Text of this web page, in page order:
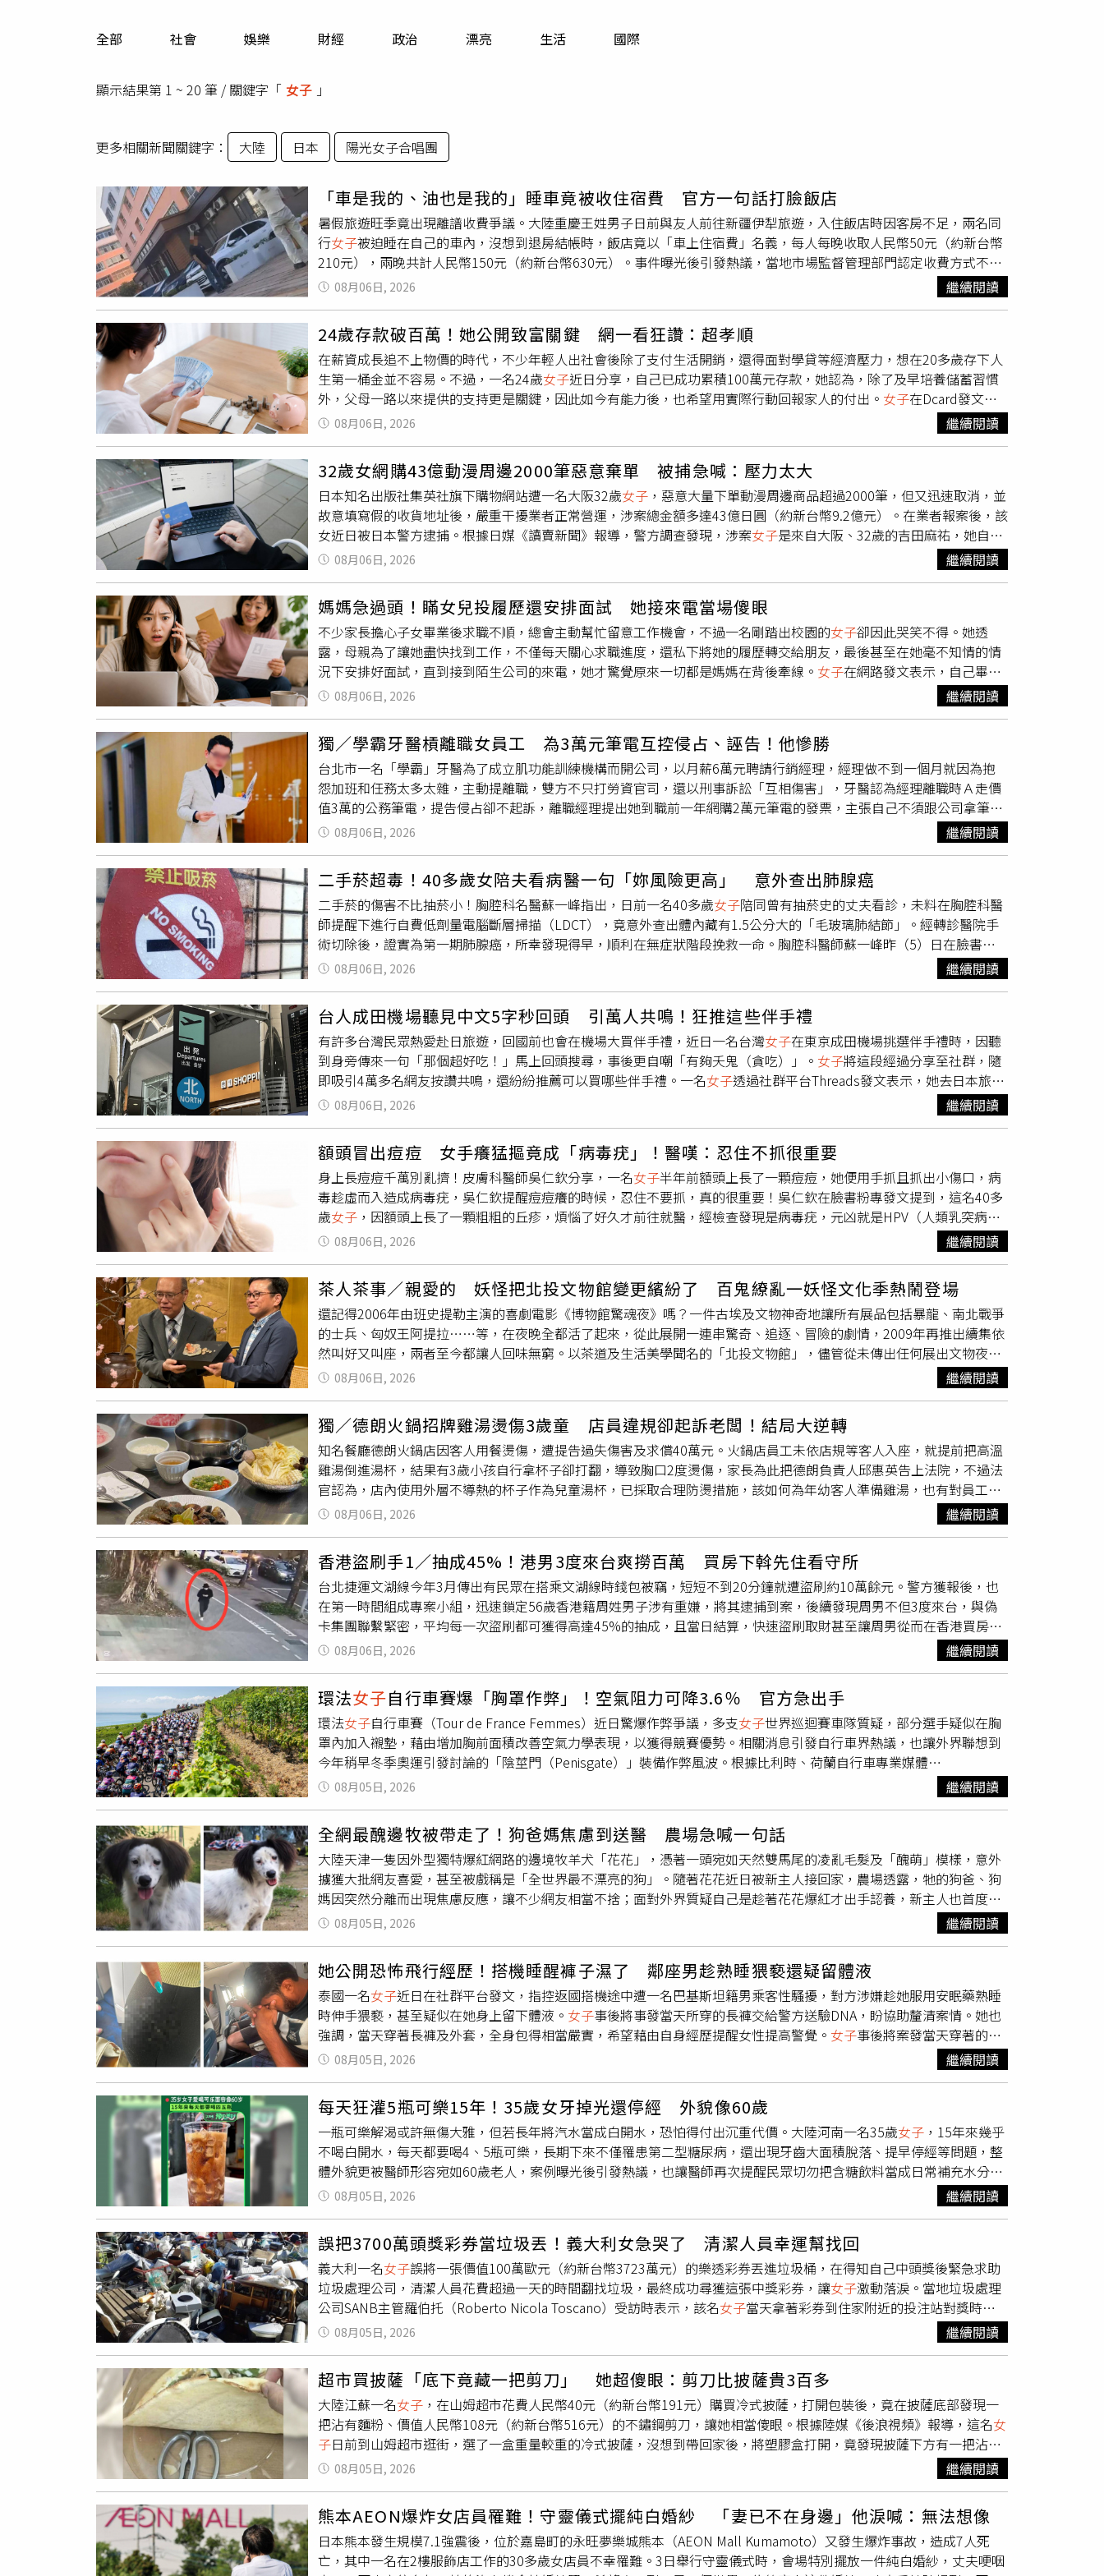
運勢
全部 社會 娛樂 財經 政治 漂亮 生活 國際
顯示結果第 1 ~ 20 筆 / 關鍵字「 女子 」
更多相關新聞關鍵字： 大陸 日本 陽光女子合唱團
「車是我的、油也是我的」睡車竟被收住宿費 官方一句話打臉飯店
暑假旅遊旺季竟出現離譜收費爭議。大陸重慶王姓男子日前與友人前往新疆伊犁旅遊，入住飯店時因客房不足，兩名同
行女子被迫睡在自己的車內，沒想到退房結帳時，飯店竟以「車上住宿費」名義，每人每晚收取人民幣50元（約新台幣
210元），兩晚共計人民幣150元（約新台幣630元）。事件曝光後引發熱議，當地市場監督管理部門認定收費方式不合
理，涉事飯店也坦承管理疏失，不僅全額退款，還另行賠償人民幣1000元（約新台幣4200元）。涉事飯店事後承認管理
疏失，不僅退還150元人民幣住宿費，也額外賠償1000元人民幣。（圖／翻攝自錢江晚報）綜合《重慶晨報》等陸媒報
導，王先生一行人7月27日晚間11時許，歷經長途車程後抵達新疆伊犁哈薩克自治州伊寧市的伊美臻選酒店，原本期待
好好休息，卻碰上暑假旅遊旺季，飯店僅剩一間每晚人民幣300元（約新台幣1260元）的大床房，無法安排所有同行旅
客入住。考量時間已晚，王先生先辦理入住，其餘兩名同行女子則打算另尋住宿。一行人吃完宵夜時已接近凌晨1時，
再四處詢問附近旅館與民宿後，發現周邊房源早已全部客滿。為了不影響隔天行程，兩名女子 最後決定留在自己的車內
將就一晚。王先生表示，當時大家都認為只是暫時應急，「先撐過一晚，隔天再想辦法」。隔天上午，飯店一名管理人
員協助王先生一行10人轉往親戚經營的另一間旅館入住，但由於房間仍不足，其中一名
再次主動選擇睡在車內，因
此兩天合計共有3人次在自己的車上過夜。直到7月29日辦理退房時，一張帳單卻讓王先生當場傻眼。除了正常房費外，
櫃檯竟另外列出「車上住宿費」，並以每人每晚人民幣50元（約新台幣210元）計算，第一晚兩人、第二晚一人，共收
取人民幣150元（約新台幣630元）。王姓男子質疑，車輛、油錢及停車費皆自行負擔，飯店卻另外收取住宿費，讓他直
呼難以接受。（圖／翻攝自錢江晚報）王先生表示，自己當場完全無法理解，「車是我們自己的、油是我們加的、停車
費也照付，怎麼睡自己的車還要付住宿費？」他認為這筆費用毫無依據，也從未聽過有飯店會向未入住客房、僅睡在自
己車上的旅客收費。更令他不滿的是，當他要求飯店開立正式發票時，業者一度拒絕，直到警方到場協調後才同意開
立，但發票上的項目竟仍標示為「車上住宿費」，讓他與同行友人更加無法接受。王先生坦言，自己已50多歲，還是第
一次遇到如此離譜的收費方式，因此在離開飯店後向12315消費者申訴專線提出檢舉，希望相關單位介入調查，也讓事
件逐漸受到外界關注。事件曝光後，當地媒體也向伊美臻選酒店查證，飯店工作人員表示，基於安全考量，原則上並不
允許旅客在車內過夜；至於「車上住宿費」的收費依據，則稱自己並不清楚，表示當時飯店營運是由值班管理人員負
責，無法進一步說明。由於王先生已向12315提出申訴，伊寧市市場監督管理局接獲投訴後也立即介入調查。承辦人員
證實，案件內容與旅客反映情況相符，並要求飯店正視服務爭議、盡快與消費者協調處理。市場監管部門指出，這類案
件相當少見，也是首次遇到類似情況。即使同行旅客沒有入住客房，業者仍應提供必要協助與尊重，而非以其他名目另
外收費，因此認為「車上住宿費」的收費方式並不合理。據了解，8月4日下午，市場監管局先致電王先生，表示將協助
處理此案，隨後又再次回訪了解協商進度，希望雙方盡快達成共識。不久後，自稱是飯店負責人的馬姓女子主動聯繫王
先生，透過電話及通訊軟體向他表達歉意。她表示，飯店開業還不到一年，營運經驗不足，事發期間自己因外出辦事，
暫時將飯店交由其他人管理，沒想到因此發生爭議事件，得知後感到十分愧疚，也坦承此次事件屬於管理疏失。馬女表
示，飯店將全面檢討相關作業流程，加強員工教育訓練與服務管理，避免類似情況再次發生，希望重新建立旅客對飯店
的信任。經市場監管部門協調及雙方溝通後，飯店同意全額退還先前收取的人民幣150元（約新台幣630元）「車上住宿
費」，並另外賠償人民幣1000元（約新台幣4200元），作為旅程受影響及消費體驗不佳的補償，王先生也接受飯店的處
理方案，整起消費糾紛至此告一段落。事件在網路曝光後，也引發不少網友討論，不少人質疑「睡自己的車為何還要付
住宿費」、「停車費都已經繳了，還收住宿費根本說不過去」，也有人認為飯店應優先協助旅客解決住宿問題，而非另
設收費名目。隨著市場監管部門介入並認定收費不合理，涉事飯店也完成退款及賠償，全案最終順利落幕。
08月06日, 2026 繼續閱讀
24歲存款破百萬！她公開致富關鍵 網一看狂讚：超孝順
在薪資成長追不上物價的時代，不少年輕人出社會後除了支付生活開銷，還得面對學貸等經濟壓力，想在20多歲存下人
生第一桶金並不容易。不過，一名24歲女子近日分享，自己已成功累積100萬元存款，她認為，除了及早培養儲蓄習慣
外，父母一路以來提供的支持更是關鍵，因此如今有能力後，也希望用實際行動回報家人的付出。 女子在Dcard發文表
示，自己剛滿24歲便完成100萬元存款目標，回頭檢視這一路的過程，她坦言，最大的優勢並非收入特別高，而是家庭
讓她在求學階段沒有背負學貸，也不需要為基本生活費煩惱，因此能比許多同齡人更早開始累積財富。她指出，學生時
期大部分時間都與家人同住，平時食宿由家中負擔，每週零用錢約500元，生活開銷相當單純，因此花費不高。除了固
定零用錢外，她也沒有閒著，而是利用課餘時間經營網路販售貼圖、卡片，並承接合作案件增加收入，將賺來的錢持續
存下，逐步累積出第一桶金。踏入職場後，她開始獨自負擔房租與日常生活開銷，不再依賴父母提供生活費，正式邁向
經濟獨立。雖然父母從未要求她支付孝親費，但她始終記得家人過去的照顧，因此每逢過年、父母生日及重要節日，都
會主動包紅包或準備禮物，希望讓父母感受到自己的心意。她也坦言，工作後並非一路順遂，面對繁忙工作時，也曾覺
得疲憊、想放棄，但每當想到自己一步步累積而來的存款，以及看見父母收到紅包時露出的笑容，就覺得所有努力都有
了意義，也激勵自己繼續朝下一個100萬元目標前進。貼文曝光後，引發網友熱烈討論，不少人認為，能在24歲存到100
萬元確實相當不容易，但也指出，原PO能提早累積財富，與沒有學貸、家庭提供穩定支持有很大關係；另有不少人表
示，存下第一桶金後，若能搭配穩健理財或投資，資產累積速度將更快，也有人稱讚她在經濟獨立後仍不忘回饋父母，
「懂得感恩比存到100萬元更難得」、「祝福早日達成第二個100萬元」。
08月06日, 2026 繼續閱讀
32歲女網購43億動漫周邊2000筆惡意棄單 被捕急喊：壓力太大
日本知名出版社集英社旗下購物網站遭一名大阪32歲女子 ，惡意大量下單動漫周邊商品超過2000筆，但又迅速取消，並
故意填寫假的收貨地址後，嚴重干擾業者正常營運，涉案總金額多達43億日圓（約新台幣9.2億元）。在業者報案後，該
女近日被日本警方逮捕。根據日媒《讀賣新聞》報導，警方調查發現，涉案女子是來自大阪、32歲的吉田麻祐，她自
2023年起透過集英社旗下的「JUMP Characters Store」購物網站，選擇以超商付款方式下單動漫周邊商品，累積未付
款金額高達約43億日圓（約合新台幣9.2億元）。另外，吉田麻祐還利用貨到付款方式下單約2000筆訂單後拒收商品，
展開深入調查，並於今年8月4日將吉田麻祐逮捕歸案。吉田麻祐惡意取消訂單犯行時間主要集中於2024年7月至2025年
5月期間，業者不僅損失大量調貨與運送成本，旗下商品流通秩序也遭到嚴重破壞。接受警方偵訊時，吉田麻祐對自己
的犯罪行為供認不諱，並坦言犯罪動機是因為「日常生活中積壓了太多壓力」，才會選擇以大量下單並惡意棄單的方式
進行發洩。目前警方正進一步釐清是否有其他購物網站受害，同時也提醒廣大民眾，於網路平台購物應保持理性，惡意
棄單的行為已觸犯相關刑事法規，切勿因一時情緒而觸法。
08月06日, 2026 繼續閱讀
媽媽急過頭！瞞女兒投履歷還安排面試 她接來電當場傻眼
不少家長擔心子女畢業後求職不順，總會主動幫忙留意工作機會，不過一名剛踏出校園的女子卻因此哭笑不得。她透
露，母親為了讓她盡快找到工作，不僅每天關心求職進度，還私下將她的履歷轉交給朋友，最後甚至在她毫不知情的情
況下安排好面試，直到接到陌生公司的來電，她才驚覺原來一切都是媽媽在背後牽線。 女子在網路發文表示，自己畢業
至今僅一個多月，目前仍希望利用這段時間多方了解不同職缺，找到真正適合自己的工作，因此並未急著投入職場。然
而，在母親眼中，她似乎已經到了必須立刻就業的時候，幾乎每天都會詢問履歷投遞情況，以及是否有企業通知面試。
她形容，母親如今對任何一通電話都抱著期待，只要手機鈴聲響起，就會立刻關心是不是公司來電。有一次只是外送員
聯絡取餐，母親還誤以為終於等到面試通知，得知真相後難掩失望神情，也讓她忍不住苦笑。除了口頭關心外，母親更
積極替她蒐集求職資訊，無論是親友介紹的工作、社群平台上的徵才貼文，或是外出時看見店家張貼的徵人公告，都會
一一拍照或截圖傳給她，希望增加找到工作的機會。真正讓她措手不及的，是日前接到一通陌生公司的來電。對方表
示，希望邀請她前往面試，並提到是「王小姐」推薦的人選。由於她從未向該公司投遞履歷，第一時間還以為遇到詐騙
電話，直到對方進一步說明，她才知道這位「王小姐」就是自己的媽媽。原來，母親早已將她的履歷交給朋友，朋友再
轉介給其他人，最後順利替她爭取到面試機會，而整個過程完全沒有事先徵詢她的意見，也沒有告知她相關安排。女子
事後向母親表達自己的想法，認為履歷屬於個人資料，是否投遞應由本人決定，不應在未取得同意前提供給他人。不過
母親則認為，自己只是希望多替女兒創造機會，既然有人願意安排面試，就不希望錯過任何可能性。雖然理解母親是出
於關心，也知道對方擔心自己遲遲找不到工作，但 女子坦言，自己並非沒有積極求職，而是希望在踏入職場前，能多花
一點時間摸索未來方向，而不是倉促接受任何工作。母親的熱心反而讓她背負更大的心理壓力，也讓她忍不住好奇，其
他人的父母是否也會因為孩子求職而如此焦慮。文章曝光後掀起討論，不少網友認為父母只是希望孩子能盡快站穩腳
步，因此才會積極協助；也有人指出，履歷涉及個人隱私及職涯規劃，即使出發點是善意，仍應尊重當事人的決定，避
免讓原本的關心成了另一種壓力。
08月06日, 2026 繼續閱讀
獨／學霸牙醫槓離職女員工 為3萬元筆電互控侵占、誣告！他慘勝
台北市一名「學霸」牙醫為了成立肌功能訓練機構而開公司，以月薪6萬元聘請行銷經理，經理做不到一個月就因為抱
怨加班和任務太多太雜，主動提離職，雙方不只打勞資官司，還以刑事訴訟「互相傷害」，牙醫認為經理離職時Ａ走價
值3萬的公務筆電，提告侵占卻不起訴，離職經理提出她到職前一年網購2萬元筆電的發票，主張自己不須跟公司拿筆
電，反控牙醫誣告，檢方起訴，但法官傳喚其他員工，認定確實有一部公務筆電在辦公室搬遷後不見了，所以牙醫告離
職經理的理由並非無中生有，一、二審均判無罪。馬姓牙醫學業成績優秀，自稱台大牙醫系第一名畢業，在台北市大安
擔任醫療器材用品公司的數位行銷經理，雙方約定月薪6萬元、上
班時間09到18、可在家遠距工作，但對於工作職責看法不同，林姓女子
認為自己是行銷經理不是總經理，人力招募、看
店面並非她的業務範圍；馬姓牙醫則認定行銷經理需負責人力招募與網站建置。林姓女子到職第24天要求離職並退出工
作群組，兩天後公司退她的勞健保，再過半個月，馬姓牙醫報案指控林姓女子侵占ASUS ZenBook 13 OLED的綠松灰色
公務筆電，台北地檢署不起訴，因為馬姓牙醫無法提出林姓女子領取或借用筆電的證據，無法憑告訴人單一指訴認定被
告有罪。林姓女子
得知侵占官司過關便展開反擊，狀告馬姓牙醫涉犯誣告罪，北檢認定雙方因解雇爭議衍生勞資糾紛，
沒拿筆電還告她，因此以誣告罪起訴。馬姓牙醫提出2021年8月購買ASUS ZenBook 13OLED的
發票，並向法官喊冤，林姓
女子
應徵工作時告知沒筆電可用，他考量當時公司剛成立「沒有可工作的地方」，而數位行
銷經理可遠距上班，他出借自己的筆電卻沒留下交付筆電的紀錄；林姓女子離職卻不還也否認拿筆電，他研判林姓
的動機可能是因為公司不願意開非自願離職證明。台北地院為了解那部筆電的使用情形，找診所人資作證，人資出庭表
示，診所通常不會配發電腦，除非是特定情況才會提供電腦讓員工帶回去，不過診所沒有為公用物品的管理做任何紀
錄，不會讓員工簽領用或交接文件。人資證稱，2022年年底她在大安區診所工作時，筆電放她座位旁邊，後來退租搬到
新店之後，就沒看到筆電了。北院審酌，本案公司沒有明確的財產設備管理紀錄制度，證人也說筆電在搬家後遺失，即
使林姓女子實際上沒有侵占，馬姓牙醫可能出於誤會或懷疑筆電被Ａ走才會提告，從相關事證可研判他並未捏造證據，
不能因為林姓女子 感到委屈就說馬姓牙醫有誣告。林姓 女子 為佐證自己沒有侵占公司筆電的動機，提出2022年2月在
MOMO網購ASUS Vivobook X515EP 15.6吋 i7獨顯輕薄筆電的發票，不過法官認為這只能證明林姓
有買筆電，無法判斷她是否拿了馬姓牙醫的筆電。一審判決馬姓牙醫無罪，檢方上訴仍主張馬姓牙醫對離職經理挾怨報
復，不過高院法官認定誣告罪的積極證據不足，連無罪理由都引用一審馬姓牙醫和診所人資的供述，駁回檢方上訴。馬
姓牙醫一、二審都沒請律師仍獲判勝訴，依照速審法，幾乎可說無罪確定。至於馬姓牙醫與林姓女子的勞資官司較早落
幕，林姓女子提告要求給付加班費2萬5以及開立非自願離職證明書，但新北地院發現她退群對話中提及「直接先請你們
開除我」、「記得將我所有的權限剔除」，因此認定她已表達不再繼續工作並終止勞動契約，屬於自願離職；加班費部
分則因為林姓 女子主動撤回請求，所以馬姓牙醫也不用付，一審判決林姓女子敗訴後，她沒提上訴，全案已確定。
08月06日, 2026 繼續閱讀
二手菸超毒！40多歲女陪夫看病醫一句「妳風險更高」 意外查出肺腺癌
二手菸的傷害不比抽菸小！胸腔科名醫蘇一峰指出，日前一名40多歲女子陪同曾有抽菸史的丈夫看診，未料在胸腔科醫
師提醒下進行自費低劑量電腦斷層掃描（LDCT），竟意外查出體內藏有1.5公分大的「毛玻璃肺結節」。經轉診醫院手
術切除後，證實為第一期肺腺癌，所幸發現得早，順利在無症狀階段挽救一命。胸腔科醫師蘇一峰昨（5）日在臉書分
享一起臨床案例，一名中年男子過去曾有十多年菸齡，日前參與政府推動的國家肺癌篩檢，因發現肺部有數個小結節而
回診追蹤。當時該名患者的妻子僅是陪同前來，並未掛號，但蘇醫師評估後認為，其妻長期暴露於相關生活環境中，相
關隱形風險未必低於丈夫，當場建議她也應安排一次電腦斷層檢查。患者的妻子返家考量後，決定前往台大醫院進行自
費電腦斷層掃描，結果報告赫然顯示其肺部出現1.5公分的毛玻璃肺結節。經台大的醫師評估後隨即安排外科手術切除，
病理檢查確認為第一期肺腺癌。由於發現及時，女患者在尚未出現任何呼吸道症狀前就順利完成治療，她的丈夫日前特
別返回門診，向蘇醫師表達救妻之恩。蘇醫師說明，該名女性年僅40多歲，平時完全不抽菸、極少下廚做飯且以外食為
主，家族中更無任何肺癌病史，加上丈夫吸菸已是結婚前的往事，若單看傳統風險因子幾乎「完全避開」。然而，肺腺
癌初期往往沒有咳嗽、胸痛或喘不過氣等明顯症狀，若非當時順帶接受提醒，病灶極可能在體內持續默默生長而延誤診
08月06日, 2026 繼續閱讀
台人成田機場聽見中文5字秒回頭 引萬人共鳴！狂推這些伴手禮
有許多台灣民眾熱愛赴日旅遊，回國前也會在機場大買伴手禮，近日一名台灣女子在東京成田機場挑選伴手禮時，因聽
到身旁傳來一句「那個超好吃！」馬上回頭搜尋，事後更自嘲「有夠夭鬼（貪吃）」。 女子將這段經過分享至社群，隨
即吸引4萬多名網友按讚共鳴，還紛紛推薦可以買哪些伴手禮。一名女子透過社群平台Threads發文表示，她去日本旅遊
回國前，在成田機場買伴手禮，突然聽到有台灣人喊「那個超好吃！」她下意識秒回頭確認，發現對方推薦的是人氣點
心「NY起司奶油脆餅（New York Perfect Cheese）」。儘管元PO先前已品嚐過該款商品，這次並未購入，但事後回想
隨即引發熱烈討論，不少網友笑稱台灣人對美食資訊極度敏感，紛紛留言自首也有類似經驗，甚至表示「聽到有人說好
吃就會跟著買」、「只要看到別人拿一籃就會同步跟進」。還有網友分享在青森或千歲等機場時，聽到空服員推薦或看
到民眾搶購，也忍不住掏錢買單的趣事，直言台灣人在飲食方面的耳朵特別靈敏。除了購物心得，留言區也意外變成日
本必買伴手禮的交流現場。許多內行旅客大方公開口袋名單，包括YOKU MOKU雪茄蛋捲、Press Butter Sand夾心餅
乾、LeTAO紅茶巧克力餅乾、TOKYO RICH CHEESECAKE濃郁起司蛋糕條、京都茶の菓以及經典的白色戀人等。
08月06日, 2026 繼續閱讀
額頭冒出痘痘 女手癢猛摳竟成「病毒疣」！醫嘆：忍住不抓很重要
身上長痘痘千萬別亂擠！皮膚科醫師吳仁欽分享，一名女子半年前額頭上長了一顆痘痘，她便用手抓且抓出小傷口，病
毒趁虛而入造成病毒疣，吳仁欽提醒痘痘癢的時候，忍住不要抓，真的很重要！吳仁欽在臉書粉專發文提到，這名40多
歲女子 ，因額頭上長了一顆粗粗的丘疹，煩惱了好久才前往就醫，經檢查發現是病毒疣，元凶就是HPV（人類乳突病
毒）。吳仁欽解釋病毒疣不是只會出現在「不能說的部位」，長在私密處叫菜花，而臉上、手上、腳底都可能出現病毒
因半年前額頭出現一顆普通的痘痘，她自己手癢去抓，抓出小傷口，病
單粗暴。」吳仁欽說明治療上會依大小、位置選擇冷凍治療、電燒或外用藥物，越早處理，範圍通常越小、療程也越輕
鬆。吳仁欽提醒：「皮膚很老實，你對它做什麼，它都會記得，而且用「長東西」的方式回報你。」並感嘆痘痘癢的時
候忍住不要抓，真的很重要！
08月06日, 2026 繼續閱讀
茶人茶事／親愛的 妖怪把北投文物館變更繽紛了 百鬼繚亂一妖怪文化季熱鬧登場
還記得2006年由班史提勒主演的喜劇電影《博物館驚魂夜》嗎？一件古埃及文物神奇地讓所有展品包括暴龍、南北戰爭
的士兵、匈奴王阿提拉……等，在夜晚全都活了起來，從此展開一連串驚奇、追逐、冒險的劇情，2009年再推出續集依
然叫好又叫座，兩者至今都讓人回味無窮。以茶道及生活美學聞名的「北投文物館」，儘管從未傳出任何展出文物夜間
復活的大驚奇，卻特別選在今夏，攜手日本唯一以妖怪為主題的博物館「湯本豪一記念日本妖怪博物館」，推出台灣首
度日本妖怪文物特展「百鬼繚亂—妖怪WORLD」，展期自2026年8月1日起至2027年2月14日止。北投文物館配合特展
推出的妖怪懷石料理。（圖／吳德亮攝影）展覽共分為四大展區：「繪卷──百妖爭鳴」、「錦繪──鮮豔繽紛的世
界」、「妖怪書籍的世界」以及「妖怪走入日常生活」。精選百餘件橫跨江戶至昭和時代的珍貴妖怪文物，包括16公尺
長的妖怪繪卷、歌川國芳等浮世繪名家作品、鳥山石燕《畫圖百鬼夜行》等經典古籍，以及和服、根付、印籠、玩具與
昭和電影海報等珍貴館藏，完整呈現日本妖怪文化數百年的發展軌跡。窗戶上的小妖怪「家鳴」，它以搖晃房屋、敲擊
門窗四處搗蛋為樂。（圖／吳德亮攝影）江戶時代描繪幕府大將軍源賴光臥病時，土蜘蛛化為妖怪現身被名刀砍死的浮
世繪。（圖／吳德亮攝影）北投文物館館長洪侃表示：相傳在日本江戶時代，人們會在炎炎夏日使用的團扇上描繪妖怪
圖像，藉由觀看令人背脊發涼的畫面，達到心理上的消暑效果，形成日本夏季獨特的納涼文化。妖怪也因此從民間信仰
與怪談故事，逐漸發展成日本藝術、文學與庶民生活中不可或缺的重要文化元素。台灣月琴民謠協會在開幕茶會表演阿
雰創作歌曲「魔神仔」。（圖／吳德亮攝影）妖怪文化深深影響日本歷史與社會，從古代信仰、文學、繪畫，到近代漫
畫、動畫、電影、遊戲，處處可見妖怪的身影（如近年爆紅的『鬼滅之刃』）。台灣民眾對日本妖怪也並不陌生，但本
次展覽希望帶領觀眾跳脫流行文化的既定印象，從歷史、民俗與藝術的角度，重新認識妖怪如何反射人們對自然、未知
與生命的想像，以及它們在日本文化中的深遠影響。本文作者採訪遠道的湯本豪一榮譽館長並合影。（圖／北投文物館
提供）展覽由日本當代最具代表性的妖怪民俗學者與收藏家湯本豪一親自策展，他表示「如此大規模在海外介紹這批妖
怪資料，對我們而言也是第一次。衷心期盼台灣的朋友們都能盡情享受妖怪世界的魅力。」江戶時代的土蜘蛛來襲繪卷
部分。（圖／吳德亮攝影）洪侃館長則認為「妖怪文化是日本傳統歷史與文化中重要的組成部分，想要了解日本歷史，
妖怪是一個十分有趣的切入點。希望透過此次展覽，讓台灣觀眾在觀賞文物之餘，看見妖怪如何從古老傳說走入日常生
活，在不同時代持續演變，成為日本文化的重要象徵」。開幕茶會北投文物館特別準備以妖怪為主題的點心。（圖／吳
德亮攝影）即將在北投文物館盛大登場的第五屆佳山大茶會也將有妖怪茶席的呈現。（圖／吳德亮攝影）洪侃館長補充
說「妖怪不只存在於日本，北投也擁有豐富的地方傳說」：不僅凱達格蘭族北投社流傳著「山魈（Sansiyao）」的故
事，北投特殊的自然景觀同樣充滿神秘色彩，如地熱谷終年煙霧蒸騰而有「地獄谷」、「鬼湖」等別稱；鄰近北投文物
館的不動明王石窟，則流傳不動明王降伏青蛇、白蛇兩大蛇妖的故事。北投文物館前身佳山溫泉旅館附近，地方亦相傳
日據時代曾有供奉狐狸庵，狐仙守護居民平安等。而園區時常可見如犬吠般鳴叫的「貢德氏赤蛙」，讓湯本豪一先生留
下深刻印象，館方也特別委請陶藝名家製作仿真作品餽贈。躲在日本日常生活裡的各種器皿上的妖怪，包括中國仙山崑
崙山珍稀異獸的瓷酒壺與貓怪白瓷花瓶。（圖／吳德亮攝影）本次特展除了讓日本妖怪與北投地方傳說相互呼應，讓地
方歷史、自然景觀與民間信仰跨越國界，在北投展開一場精彩的妖怪文化對話。更是長期推動台日文化交流的北投文物
館在台日博物館間的重要合作成果。此外館方更串聯北投地區博物館、文化場館、溫泉旅館與地方景點，共同推出「怪
不得來北投」系列活動，讓妖怪文化從展覽延伸至整個北投聚落。明治時代描繪稻生平太郎經歷的各種離奇事件的百物
語繪卷。（圖／吳德亮攝影）配合此次特展，北投文物館首度推出妖怪主題餐飲系列，包括期間限定的妖怪懷石料理、
妖怪下午茶及精緻妖怪和菓子。館方將妖怪意象融入料理設計，以精巧的造型與季節食材呈現妖怪文化，讓民眾從展
覽、飲食到空間氛圍，全方位體驗日本文化之美，讓妖怪不只是展櫃中的文物，更成為可以觀賞、品味與分享的文化體
驗。江戶時代的神農鬼島驅魔繪卷。（圖／吳德亮攝影）明治時代描繪一名女子搭乘人力車前往淺草途中神秘消失事件
的浮世繪。（圖／吳德亮攝影）此外，8月12日起，日本京都高台寺已持續二十年的夏季名展「百鬼夜行展」將首度移
師海外，由北投文物館規畫，在新北投捷運站附近的古蹟北投溫泉博物館展出。2027年1月再由北投文物館策畫、十餘
位台灣當代藝術家將於北投中心新村推出「妖相．眾生：當代妖怪的棲居與變貌」特展，以當代藝術媒材重新詮釋妖怪
文化。因此從今年夏天到明年春天，妖怪將不只出現在展覽中，而是穿梭於整座北投，而即將在北投文物館盛大登場的
第五屆「佳山大茶會」也將有妖怪茶席的呈現。北投文物館希望透過跨館舍合作、地方串聯、藝術展覽、飲食體驗與文
化散策，打造臺灣首見的妖怪文化季，讓民眾在溫泉、古蹟與自然景觀交織的北投，感受一場融合歷史、藝術、地方文
化與生活美學的妖怪盛宴。明治時代新形三十六怪撰。（圖／吳德亮攝影）
08月06日, 2026 繼續閱讀
獨／德朗火鍋招牌雞湯燙傷3歲童 店員違規卻起訴老闆！結局大逆轉
知名餐廳德朗火鍋店因客人用餐燙傷，遭提告過失傷害及求償40萬元。火鍋店員工未依店規等客人入座，就提前把高溫
雞湯倒進湯杯，結果有3歲小孩自行拿杯子卻打翻，導致胸口2度燙傷，家長為此把德朗負責人邱惠英告上法院，不過法
官認為，店內使用外層不導熱的杯子作為兒童湯杯，已採取合理防燙措施，該如何為年幼客人準備雞湯，也有對員工教
育訓練，加上事發時邱惠英不在店裡，無從歸咎她沒盯好店員，因此判無罪，連帶駁回民事附帶損害賠償。德朗火鍋
2018年、2019年曾獲得米其林推薦，以法式滴鑽澄清雞湯聞名，標榜使用法式料理頂級湯品製成火鍋湯底，顧客一入
座，店員就在杯中倒雞湯「以湯代茶」，可預先感受湯鍋鮮味。本案發生在去年4月4日兒童節下午4點多，王姓
歲小孩前往德朗火鍋信義店聚餐，店員在孩子坐下前，就把保溫壺的雞湯倒進兒童湯杯，當王姓
孩自己拿湯杯不小心打翻，胸口有1％面積2度燙傷，另有3％面積1度燙傷。王姓女子對德朗老闆邱惠英提告，台北地檢
署偵查期間曾安排調解但雙方未達成。檢方認為，以保溫壺裝滾燙雞湯再倒進杯子，很可能造成客人燙傷，「理應注意
並避免盛裝溫度達足以造成皮膚傷害風險之雞湯」。德朗火鍋長期提供到店顧客雞湯試飲，是每天都有的服務，邱惠英
身為負責人，沒建立高溫雞湯盛裝服務的安全規範，也沒注意兒童湯杯外層是PP塑料、內層是不銹鋼材質所以不會直接
導熱，可能會讓幼童觸摸湯杯時，沒辦法立刻感覺到高溫雞湯的危險性，因此起訴邱惠英過失傷害罪。邱惠英否認過
失，倒湯店員有遵照員工訓練，提醒客人要小心，孩子是因為媽媽沒顧好，讓小孩自己碰倒湯杯才會燙傷，跟餐具本身
無關。辯護律師表示，餐飲業供餐的溫度可能燙傷皮膚十分常見，「若依起訴書之標準，豈非均違反注意義務，此實與
社會通念及經驗法則重大相違」；小小孩不清楚高溫液體的危險性，全天下都如此，所以需要同行家長照顧，這跟德朗
火鍋使用哪種兒童湯杯毫無關聯。北院採納被告辯護人的主張，現行法令並未禁止餐廳提供「熱到會燙傷」的雞湯給小
孩食用，檢方認為業者有注意義務，實際上欠缺法源依據，也不能以年幼客人被燙傷的結果反推店家提供雞湯的方式有
問題；高溫雞湯該如何提供給年幼客人喝，業者並無任何官方準則或第三方客觀標準可遵守。德朗火鍋的兒童湯杯外層
使用不導熱材質，院檢認知正好完全相反，北院沒有認可北檢的「不導熱所以危險」，而是認為不導熱比較安全，這樣
才能避免幼童直接碰觸高溫杯壁而燙傷，要是兒童湯杯外層以導熱材質製成，反而容易讓小孩碰到就燙到，甚至燙到之
後打翻湯杯，造成更大的傷害。法官從火鍋店店長與店員的證詞研判，邱惠英有教育員工等客人入座再倒雞湯、告知會
燙、提醒跟兒童同行的大人要注意，而且沒有證據可證明邱惠英案發時在店內指揮或監督店員是否依照SOP倒雞湯，因
此無法將孩童受傷的責任算到她頭上，應諭知無罪。關於王姓 女子有沒有被提醒雞湯很燙，呈現羅生門狀態，她堅稱店
員沒講，一起吃火鍋的朋友也說沒聽到，但店員出庭作證說有提醒王姓女子，還講了兩、三次，王姓 女子卻一直跟朋友
聊天。唯一能確定的是，店員沒遵照教育訓練的程序，在受害幼童入座前就倒雞湯，被監視器拍下。北院對於店員有無
依據SOP提醒客人雞湯會燙，也打上個問號，但沒有在這個矛盾上打轉，因為本案唯一被告是德朗老闆邱惠英，只須審
酌她有沒有過失。
08月06日, 2026 繼續閱讀
香港盜刷手1／抽成45%！港男3度來台爽撈百萬 買房下斡先住看守所
台北捷運文湖線今年3月傳出有民眾在搭乘文湖線時錢包被竊，短短不到20分鐘就遭盜刷約10萬餘元。警方獲報後，也
在第一時間組成專案小組，迅速鎖定56歲香港籍周姓男子涉有重嫌，將其逮捕到案，後續發現周男不但3度來台，與偽
卡集團聯繫緊密，平均每一次盜刷都可獲得高達45%的抽成，且當日結算，快速盜刷取財甚至讓周男從而在香港買房、
下斡旋金，所幸警方道高一丈，周男至今仍遭羈押。周男竊得信用卡後，火速與境外盜刷集團連線盜刷，每成功盜刷一
筆就可獲得45%的抽成。（圖／示意圖、趙世勳攝）回顧整起事故，56歲的港籍周姓男子自去年12月起3度來台，其自
高雄入境後隨即在高雄捷運上下手，盜取他人錢包，從中獲得錢包內的些許財物外，主要瞄準錢包內的信用卡，配合TX-
NFC中繼攻擊系統，將手機設定成刷卡機，複製信用卡資訊，迅速完成跨國實體盜刷。周男利用香港與台灣無語言障
礙，3度來台下手，為躲避警方查緝，專挑人流量大的捷運大站下手。（圖／示意圖、報系資料照）幾次得逞後讓周男
食髓知味，利用香港與台灣語言相通之特性，3度入境來台，專挑繁忙的捷運站下手，粗估得手13次，成功盜刷215萬
3916元，另有128萬4417元未遂，直到北市一名高姓 女子於南京復興站搭乘捷運時錢包遭竊，短短20分鐘內信用卡便在
沙烏地阿拉伯等地狂刷10萬元，讓她怒向警方報案，才讓整起事件曝光。據了解，周男與盜刷集團密切合作，其隨身攜
帶2支手機，一支手機負責複製偷來的信用卡資訊，與國外共犯商店合作，將手機連線變成實體刷卡機，好讓信用卡能
繞過風控機制，被判定為「實體刷卡」；另一支手機則開著視訊，與盜刷團共犯聯繫以確認刷卡情形。每成功盜刷一
筆，周男就可從中獲得45%的抽成，且每日換匯現結，快速來財的方式也讓周男迅速累積財富，粗估其3度入境來台，
不法獲利就高達新台幣100萬元，讓周男甚至在香港已看好房子，下斡旋金，準備買房。據悉，周男被捕時拒不承認，
其被移送地檢署後第一時間遭檢察官無保請回，並限制出入境，周男見狀也火速收拾行李立刻離開台北，並狡猾搭乘台
鐵區間車一路南下，以此躲避警方查緝，所幸最終於台中一處旅館遭警方尋獲，持拘票將其逮捕後，便羈押至今。知情
人士指出，周男的盜刷行徑在中國已是普遍的犯案方式，偽造信用卡感應收款設備幾乎已是見怪不怪，且發展成熟，是
不少團夥的慣用方式，卻是台灣第一件盜刷案例。以常規經驗來看，境外刷卡機入境台灣均須申請，周男等人顯然並未
申請，而是將手機載入程式，讓手機變身成刷卡機，從中獲得信用卡中的金鑰，迅速將金鑰複製到境外，從中刷卡，為
避免短時間內同一間店大量刷卡引人疑竇，集團多會將IP跳來跳去，並多以中東國家與東南亞國家為主。據了解，有受
害銀行循著刷卡IP前往當地的刷卡店家進行查核，但店家卻堅稱該筆消費為正常消費，更強調「客人有到場」，顯示出
集團運作已相當成熟，且分工細膩。
08月06日, 2026 繼續閱讀
環法女子自行車賽爆「胸罩作弊」！空氣阻力可降3.6％ 官方急出手
環法女子自行車賽（Tour de France Femmes）近日驚爆作弊爭議，多支女子世界巡迴賽車隊質疑，部分選手疑似在胸
罩內加入襯墊，藉由增加胸前面積改善空氣力學表現，以獲得競賽優勢。相關消息引發自行車界熱議，也讓外界聯想到
今年稍早冬季奧運引發討論的「陰莖門（Penisgate）」裝備作弊風波。根據比利時、荷蘭自行車專業媒體
《WielerFlits》報導，多支參賽車隊已向主辦單位反映，懷疑有選手在比賽服內加裝額外襯墊。這種被稱為「Chest
Fairing（胸部整流）」的做法，是透過增加胸前表面積，改變氣流流向，降低空氣阻力，進而提升騎乘速度，在競爭激
烈的個人計時賽中尤其可能發揮作用。根據英國《每日電訊報》（The Telegraph），蘇格蘭赫瑞瓦特大學（Heriot-
Watt University）及芬蘭拉彭蘭塔－拉赫蒂理工大學（LUTUniversity）空氣動力學教授布洛肯（Bert Blocken）曾收到
相關照片，顯示部分女選手的車衣內疑似藏有異物。他先前發表研究的指出，「胸部整流」最多可降低約3.6％的空氣阻
力，在分秒必爭的計時賽中，足以影響最終名次甚至冠軍歸屬。面對爭議，環法女子賽主辦單位宣布，自第四站個人計
時賽起，所有選手必須在出發前至少10分鐘接受自行車與服裝檢查，確認裝備符合規範，以避免類似情況發生。事實
上，利用服裝改善空氣力學並非首次出現。2023年及2024年的男子環法自行車賽也曾傳出類似「胸部整流」爭議。國際
自由車總會（UCI）明文禁止選手以人為方式修改服裝，藉此取得競賽優勢。若查獲違規，最重可立即取消比賽資格，
並處以184至918英鎊（約新台幣7,000元至3萬6,000元）以上罰款，情節嚴重者處分可能更重。
08月05日, 2026 繼續閱讀
全網最醜邊牧被帶走了！狗爸媽焦慮到送醫 農場急喊一句話
大陸天津一隻因外型獨特爆紅網路的邊境牧羊犬「花花」，憑著一頭宛如天然雙馬尾的凌亂毛髮及「醜萌」模樣，意外
擄獲大批網友喜愛，甚至被戲稱是「全世界最不漂亮的狗」。隨著花花近日被新主人接回家，農場透露，牠的狗爸、狗
媽因突然分離而出現焦慮反應，讓不少網友相當不捨；面對外界質疑自己是趁著花花爆紅才出手認養，新主人也首度公
開認養經過，還原事件始末。花花因外型與一般邊境牧羊犬截然不同而爆紅，全網更封牠為「最不漂亮的狗」，卻意外
成為人氣網紅。綜合陸媒報導，花花目前約9個月大，生活在天津一處農場，由一名70多歲、在農場工作多年的老員工
獨花花因毛髮凌亂、長相特別，被附近居民戲稱為「小丑」，一直留在農場陪伴狗爸、狗媽。花花全身以米白色毛髮為
主，夾雜黑色斑點，頭頂一撮黑毛自然向兩側翹起，神似綁著雙馬尾。一名農場員工將牠的影片分享到網路後迅速爆
紅，「醜萌邊牧一家三口」也成為熱門話題，短短一週吸引大量瀏覽，不少網友笑稱牠是「天下倒數第一漂亮的狗」，
也有人認為正因為與眾不同，才讓牠格外有魅力。農場經營者表示，花花爆紅前，就有一名在附近工作的女子前往認
養，並支付訂金，雙方原本約定先讓花花留在老員工家中寄養，等新主人安頓好住處後再接回家。然而花花意外走紅
後，老員工一度因捨不得而反悔出售，最後經雙方協調，花花仍於8月3日正式入住新家。不過，花花離開後，狗爸爸、
狗媽媽因從小與牠形影不離，突然分開後出現明顯應激及焦慮反應，精神狀況不佳，老員工心情也十分低落，因此暫時
將兩隻大狗交由農場照顧，並安排前往動物醫院接受健康檢查。農場也公開向新主人喊話，希望未來能多帶花花回農場
探望父母，讓一家三口有機會再次團聚。事件曝光後，有網友質疑，新主人是在花花爆紅後才認養，甚至懷疑有意利用
牠的人氣經營社群牟利。對此，新主人拍片澄清，表示自己早在7月27日便到農場看狗，當時花花尚未爆紅，因得知牠
遲遲找不到主人，便決定認養，並在7月29日開設社群帳號分享花花日常，而第一支介紹「醜小狗」的影片也是由自己
拍攝上傳，並非等花花爆紅後才開始經營。新主人進一步表示，當時同窩幼犬售價約300元人民幣（約新台幣1400
元），考量老員工照顧花花許久，因此主動加價，以400元人民幣（約新台幣1900元）完成認養，並請老員工暫時代為
照顧一段時間，對方也欣然同意。不過，另有媒體報導花花最終交易金額約為2400元人民幣（約新台幣1.1萬元），對
於兩種價格說法為何不同，農場及新主人均未進一步說明。新主人也透露，雖然花花其實是公狗，但因頭頂毛髮蓬鬆、
外型神似綁著雙馬尾的小女孩，因此替牠取了「錘錘妹妹」這個暱稱，希望透過社群分享牠的成長點滴，而非藉由牠的
高人氣牟利。她表示，未來也會好好照顧花花，讓這隻因「醜萌」外型而爆紅的邊境牧羊犬，在新家展開新的生活。
08月05日, 2026 繼續閱讀
她公開恐怖飛行經歷！搭機睡醒褲子濕了 鄰座男趁熟睡猥褻還疑留體液
泰國一名女子近日在社群平台發文，指控返國搭機途中遭一名巴基斯坦籍男乘客性騷擾，對方涉嫌趁她服用安眠藥熟睡
時伸手猥褻，甚至疑似在她身上留下體液。 女子事後將事發當天所穿的長褲交給警方送驗DNA，盼協助釐清案情。她也
強調，當天穿著長褲及外套，全身包得相當嚴實，希望藉由自身經歷提醒女性提高警覺。 女子事後將案發當天穿著的長
褲交給警方，作為物證送驗DNA，希望釐清案情並追究涉案男子責任。綜合泰媒報導，受害
日前帶著4歲女兒自義
大利返國，中途在杜拜轉機，再搭乘凌晨2時45分的班機飛往泰國。她表示，自己與女兒原本分別坐在32A及32B座位，
回憶，飛機起飛後不久，她就注意到隔壁男子一直把手放到兩人共用扶手附近，讓她感到有些不自在，但因長途飛行加
上服用安眠藥調整時差，不久便沉沉睡去，女兒則躺在她腿上休息。直到途中醒來，她突然感覺右側臀部遭人觸摸，還
察覺褲子有濕濕的感覺，但因女兒仍睡在自己腿上，擔心驚動孩子，只能透過移動身體示意自己已經醒來。她表示，男
子發現她清醒後，一度與她四目相交，接著若無其事地伸手操作她前方座椅背面的娛樂螢幕，舉止相當反常。距離抵達
泰國約一個半小時時，
決定向空服員反映情況。航空公司人員立即介入處理，並將涉案男子帶往一旁詢問。女子指
出，男子當場承認犯行，不僅痛哭、下跪道歉，她仍堅持報警處理，班機落地後警方也立即登機將男子帶回調查。更令
她震驚的是，航空公司一名泰籍工作人員查看她的褲子後，發現右側臀部位置留有可疑污漬，她這才明白自己先前感受
到的濕黏感可能是什麼。由於事發時她睡得很沉，懷疑對方是在她毫無防備時犯案，因此決定透過司法程序追究責任。
最新進展顯示，女子已前往泰國曼谷廊曼警察局製作筆錄，並將案發當天穿著的長褲交給警方，作為重要物證，後續將
送交鑑識單位進行DNA檢驗，作為偵辦案件的重要依據。 女子受訪時表示，自己經常搭乘國際航班，過去從未遇過類似
事件，這次最慶幸的是受害者不是年僅4歲的女兒，否則後果恐怕不堪設想。她強調，自己公開事件並非博取關注，而
是希望提醒獨自旅行或帶著孩子搭機的女性提高警覺，同時澄清當天穿著長褲及外套，並非穿著暴露，「包得很嚴實還
是發生這種事」。她也感謝航空公司第一時間提供協助，後續將尊重司法程序，配合警方調查。負責偵辦案件的警方表
示，由於案件發生在飛行中的外籍航空器上，適用法規較為特殊，目前正依《航空器上特定犯罪法》相關規定偵辦。依
泰國法律，在飛行中的航空器內涉及相關犯罪者，最高可處3年有期徒刑、最高12萬泰銖罰金（約新台幣11萬元），或
併科兩者。警方將待DNA鑑驗及相關證據完成後，依法追究涉案男子刑事責任。
08月05日, 2026 繼續閱讀
每天狂灌5瓶可樂15年！35歲女牙掉光還停經 外貌像60歲
一瓶可樂解渴或許無傷大雅，但若長年將汽水當成白開水，恐怕得付出沉重代價。大陸河南一名35歲女子 ，15年來幾乎
不喝白開水，每天都要喝4、5瓶可樂，長期下來不僅罹患第二型糖尿病，還出現牙齒大面積脫落、提早停經等問題，整
體外貌更被醫師形容宛如60歲老人，案例曝光後引發熱議，也讓醫師再次提醒民眾切勿把含糖飲料當成日常補充水分的
來源。綜合陸媒報導，河南中醫藥大學第一附屬醫院日前收治這名35歲女患者。接診醫師、肛腸病二病區主任周艷陽問
除了身形與膚況明顯比實際年齡蒼老外，還同時出現牙齒大面積脫落、第二型糖尿病及停經等多項健康
問題，整體身體狀況猶如60歲長者。進一步追問生活習慣後，醫師才得知，
是把可樂等含糖飲料當成每天補充水分的主要來源，一天至少喝4至5瓶，長年下來形成固定習慣，即使口渴也很少喝
水。醫師分析，長期大量攝取含糖飲料，容易造成血糖長期偏高，增加罹患第二型糖尿病的風險；過量糖分也可能干擾
內分泌系統，導致卵巢功能提早衰退，使女性出現提早停經的情形。除了代謝問題外，可樂中的磷酸及碳酸還會持續侵
蝕牙齒琺瑯質，降低牙齒保護能力，加上高糖環境容易滋生細菌、增加蛀牙及牙周病風險，久而久之造成牙齒鬆動、脫
落，形成俗稱的「可樂牙」，且一旦琺瑯質遭破壞，通常難以恢復。醫師進一步指出，高糖飲食還會促進體內糖化反
雖然只有35歲，外觀卻明
顯老化，看起來比實際年齡蒼老許多。院方提醒，含糖碳酸飲料應偶爾飲用即可，不宜取代白開水成為日常補充水分的
方式。長期大量飲用除了可能造成肥胖、糖尿病及代謝異常，也會增加口腔疾病及其他慢性疾病風險。若想維持健康，
白開水仍是最理想、最安全的飲品，搭配均衡飲食、減少糖分攝取及規律運動，才能降低疾病及提早老化的機率。
08月05日, 2026 繼續閱讀
誤把3700萬頭獎彩券當垃圾丟！義大利女急哭了 清潔人員幸運幫找回
義大利一名女子誤將一張價值100萬歐元（約新台幣3723萬元）的樂透彩券丟進垃圾桶，在得知自己中頭獎後緊急求助
垃圾處理公司，清潔人員花費超過一天的時間翻找垃圾，最終成功尋獲這張中獎彩券，讓女子激動落淚。當地垃圾處理
公司SANB主管羅伯托（Roberto Nicola Toscano）受訪時表示，該名女子當天拿著彩券到住家附近的投注站對獎時，
機器顯示「無法兌領」，讓她誤以為沒有中獎，因此便將彩券丟棄。羅伯托指出其實是因為該投注站只能兌領小額獎
返家後家人才提醒她，平時固定購買、紀念摯愛親人的那組幸運號碼真的中了頭獎。她才
急忙趕回投注站，但彩券已被當成垃圾清運掉了。
隨即向SANB求助，羅伯托表示團隊一路追查彩券流向，成功鎖
定收運垃圾的車輛，並將垃圾車送往具備專業設備的處理場，由清潔人員親自展開搜尋。歷經耗時一天多的翻找工作
後，清潔人員最後終於找到這張遺失的中獎彩券，而且「奇蹟般地幾乎完好無缺」。羅伯托說當他打電話通知女子找到
彩券時，對方激動得哭了出來，「如果我們是面對面，我一定會給她一個擁抱。」不過由於SANB屬公營機構，搜尋行
動產生的費用原本可能由納稅人買單，因此女子事前已簽署承諾書，同意支付搜尋過程中衍生的所有額外成本。對她而
言，能找回價值百萬歐元的中獎彩券，這筆費用毫無疑問地相當值得。
08月05日, 2026 繼續閱讀
超市買披薩「底下竟藏一把剪刀」 她超傻眼：剪刀比披薩貴3百多
大陸江蘇一名女子 ，在山姆超市花費人民幣40元（約新台幣191元）購買冷式披薩，打開包裝後，竟在披薩底部發現一
把沾有麵粉、價值人民幣108元（約新台幣516元）的不鏽鋼剪刀，讓她相當傻眼。根據陸媒《後浪視頻》報導，這名女
子日前到山姆超市逛街，選了一盒重量較重的冷式披薩，沒想到帶回家後，將塑膠盒打開，竟發現披薩下方有一把沾有
麵粉的不鏽鋼剪刀。該
上網搜尋過後，發現這把不鏽鋼剪刀要價人民幣108元，價格還比披薩更貴。對此，就有人
指出，這把剪刀疑似與山姆超市熟食加工區的剪刀一樣，推測可能是工作人員操作疏忽才導致。消息曝光後，不少網友
紛紛留言道，「驚喜盲盒」、「買披薩還送剪刀」、「活動還有嗎？正好缺把剪刀」、「這波賺了」、「安全隱患，不
能開玩笑」、「這是給剪刀打廣告嗎」、「10年前在山姆打工，山姆不用剪刀剪披薩」、「應該是試吃員把剪刀和試吃
品放在冷藏櫃保鮮，然後被顧客誤買了」。報導指出，針對此事件，山姆超市暫未回應。
08月05日, 2026 繼續閱讀
熊本AEON爆炸女店員罹難！守靈儀式擺純白婚紗 「妻已不在身邊」他淚喊：無法想像
日本熊本發生規模7.1強震後，位於嘉島町的永旺夢樂城熊本（AEON Mall Kumamoto）又發生爆炸事故，造成7人死
亡，其中一名在2樓服飾店工作的30多歲女店員不幸罹難。3日舉行守靈儀式時，會場特別擺放一件純白婚紗，丈夫哽咽